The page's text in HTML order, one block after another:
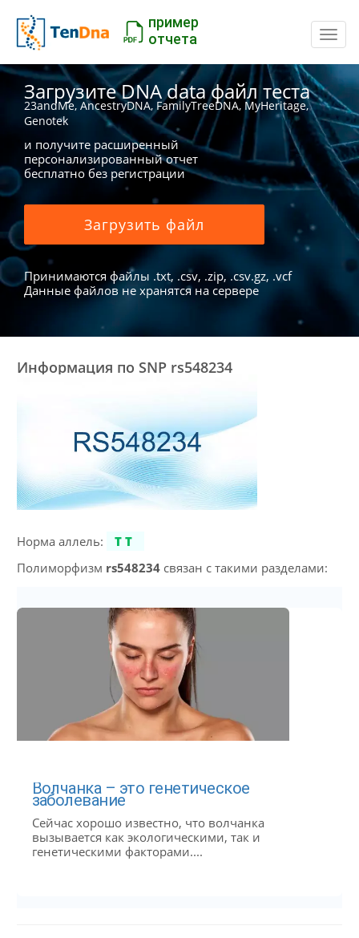
пример
отчета
Загрузите DNA data файл теста
23andMe, AncestryDNA, FamilyTreeDNA, MyHeritage,
Genotek
и получите расширенный
персонализированный отчет
бесплатно без регистрации
Загрузить файл
Принимаются файлы .txt, .csv, .zip, .csv.gz, .vcf
Данные файлов не хранятся на сервере
Информация по SNP rs548234
Норма аллель:
TT
Полиморфизм rs548234связан с такими разделами:
Волчанка – это генетическое
заболевание
Сейчас хорошо известно, что волчанка
вызывается как экологическими, так и
генетическими факторами....